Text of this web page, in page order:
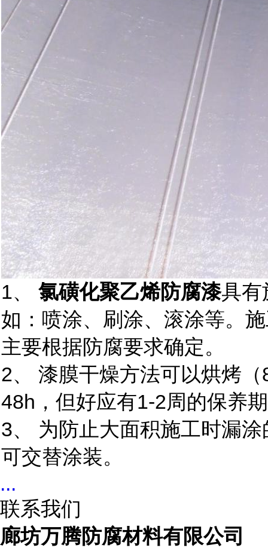
1、 氯磺化聚乙烯防腐漆具有
如：喷涂、刷涂、滚涂等。
主要根据防腐要求确定。
2、 漆膜干燥方法可以烘烤
48h，但好应有1-2周的保养
3、 为防止大面积施工时漏
可交替涂装。
...
联系我们
廊坊万腾防腐材料有限公司